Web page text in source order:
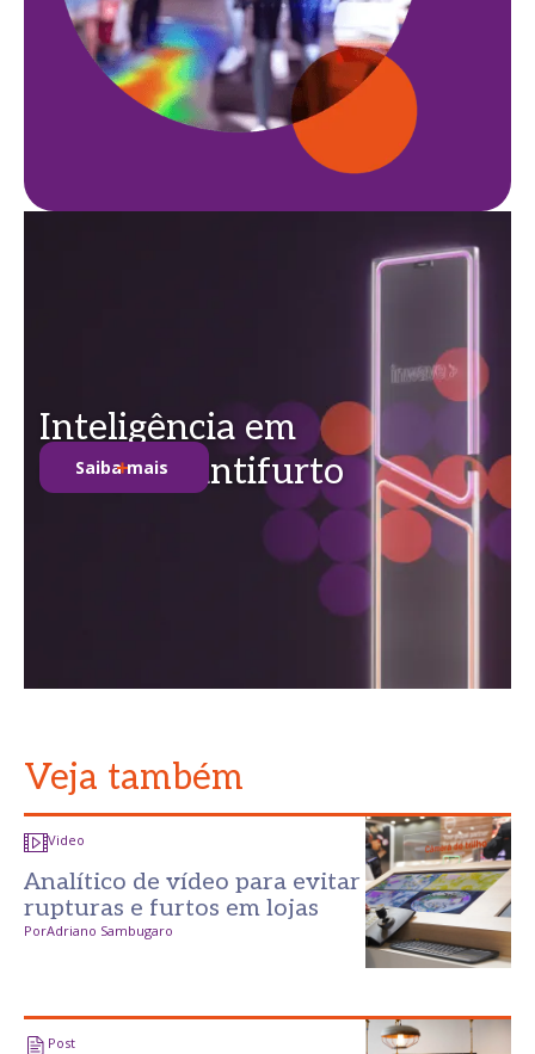
Inteligência em
soluções antifurto
Saiba mais
Veja também
Video
Analítico de vídeo para evitar
rupturas e furtos em lojas
PorAdriano Sambugaro
Post